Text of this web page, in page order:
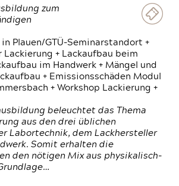
zum
in Plauen/GTÜ-Seminarstandort +
Lackierung + Lackaufbau beim
im Handwerk + Mängel und
+ Emissionsschäden Modul
+ Workshop Lackierung +
beleuchtet das Thema
aus den drei üblichen
Labortechnik, dem Lackhersteller
Somit erhalten die
den nötigen Mix aus physikalisch-